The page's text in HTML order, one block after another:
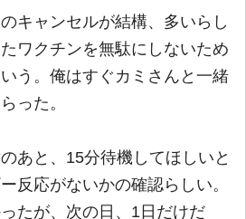
キャンセルが結構、多いらし
ワクチンを無駄にしないため
う。俺はすぐカミさんと一緒
った。
あと、15分待機してほしいと
反応がないかの確認らしい。
たが、次の日、1日だけだ